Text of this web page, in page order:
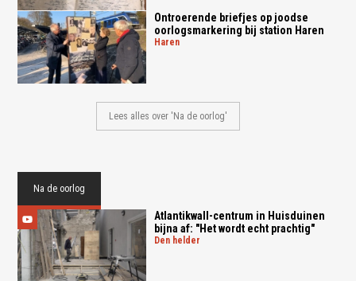
Ontroerende briefjes op joodse
oorlogsmarkering bij station Haren
haren
Lees alles over 'Na de oorlog'
Na de oorlog
Atlantikwall-centrum in Huisduinen
bijna af: "Het wordt echt prachtig"
den helder